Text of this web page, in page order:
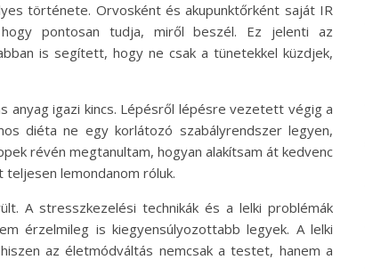
története. Orvosként és akupunktőrként saját IR
pontosan tudja, miről beszél. Ez jelenti az
is segített, hogy ne csak a tünetekkel küzdjek,
anyag igazi kincs. Lépésről lépésre vezetett végig a
diéta ne egy korlátozó szabályrendszer legyen,
révén megtanultam, hogyan alakítsam át kedvenc
lemondanom róluk.
A stresszkezelési technikák és a lelki problémák
érzelmileg is kiegyensúlyozottabb legyek. A lelki
az életmódváltás nemcsak a testet, hanem a